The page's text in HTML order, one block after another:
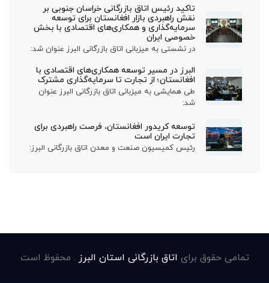
تاکید رئیس اتاق بازرگانی خراسان جنوبی بر
نقش راهبردی بازار افغانستان برای توسعه
سرمایه‌گذاری و همکاری‌های اقتصادی با بخش
خصوصی ایران
در نشستی به میزبانی اتاق بازرگانی البرز عنوان شد:
البرز در مسیر توسعه همکاری‌های اقتصادی با
افغانستان؛ از تجارت تا سرمایه‌گذاری مشترک
طی همایشی به میزبانی اتاق بازرگانی البرز عنوان
شد:
توسعه کریدور افغانستان، فرصت راهبردی برای
تجارت ایران است
رئیس کمیسیون صنعت و معدن اتاق بازرگانی البرز:
تمامی حقوق برای اتاق بازرگانی استان البرز . محفوظ است